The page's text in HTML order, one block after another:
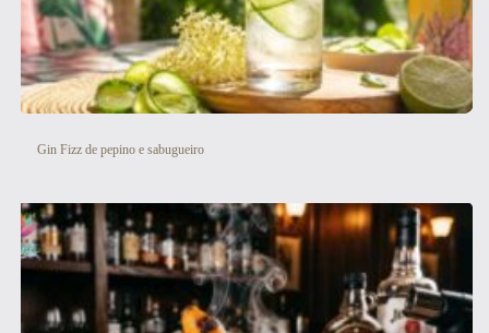
Gin Fizz de pepino e sabugueiro